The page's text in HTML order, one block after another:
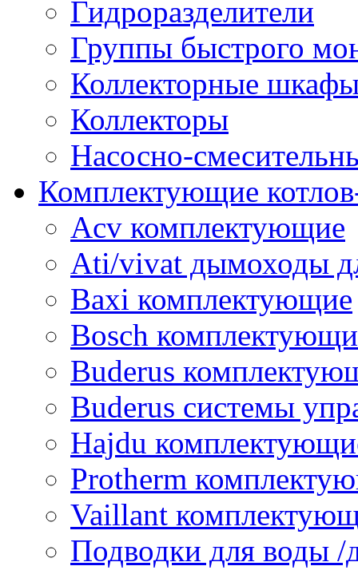
Гидроразделители
Группы быстрого
Коллекторные
Коллекторы
Насосно-
Комплектующие
Acv комплектующие
Ati/vivat дымоходы
Baxi комплектующие
Bosch
Buderus
Buderus системы
Hajdu
Protherm
Vaillant
Подводки для воды /